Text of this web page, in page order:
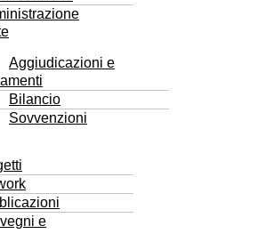
Aggiudicazioni e
Bilancio
Sovvenzioni
e